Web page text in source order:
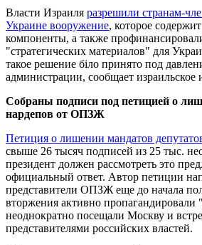
Власти Израиля разрешили странам-
Украине вооружение, которое
компоненты, а также
"стратегических материалов" для
такое решение біло принято под
администрации, сообщает израильское
Собраны подписи под петицией о
нардепов от ОПЗЖ
Петиция о лишении мандатов
свыше 26 тысяч подписей из 25 тыс.
президент должен рассмотреть это
официальный ответ. Автор петиции
представители ОПЗЖ еще до начала
вторжения активно пропагандировали
неоднократно посещали Москву и
представителями российских властей.